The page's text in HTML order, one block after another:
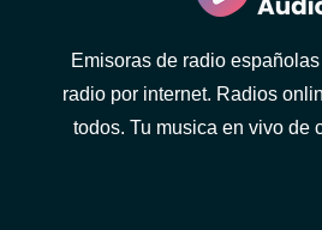
Emisoras de radio
radio por internet. Radios
todos. Tu musica en vivo de